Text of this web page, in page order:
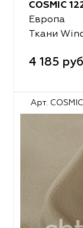
COSMIC
Европа
Ткани
4 185
Арт.